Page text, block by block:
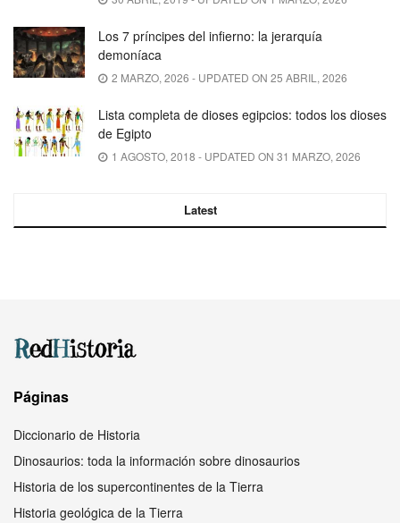
Los 7 príncipes del infierno: la jerarquía
demoníaca
2 MARZO, 2026 - UPDATED ON 25 ABRIL, 2026
Lista completa de dioses egipcios: todos los dioses
de Egipto
1 AGOSTO, 2018 - UPDATED ON 31 MARZO, 2026
Latest
Páginas
Diccionario de Historia
Dinosaurios: toda la información sobre dinosaurios
Historia de los supercontinentes de la Tierra
Historia geológica de la Tierra